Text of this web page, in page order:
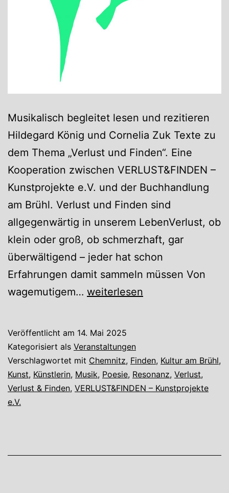
Musikalisch begleitet lesen und rezitieren
Hildegard König und Cornelia Zuk Texte zu
dem Thema „Verlust und Finden“. Eine
Kooperation zwischen VERLUST&FINDEN –
Kunstprojekte e.V. und der Buchhandlung
am Brühl. Verlust und Finden sind
allgegenwärtig in unserem LebenVerlust, ob
klein oder groß, ob schmerzhaft, gar
überwältigend – jeder hat schon
Erfahrungen damit sammeln müssen Von
wagemutigem… VERLUST&
Texte,
Poesie,
Musik
weiterlesen
Veröffentlicht am 14. Mai 2025
Kategorisiert als Veranstaltungen
Verschlagwortet mit Chemnitz, Finden, Kultur am Brühl,
Kunst, Künstlerin, Musik, Poesie, Resonanz, Verlust,
Verlust & Finden, VERLUST&FINDEN – Kunstprojekte
e.V.